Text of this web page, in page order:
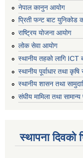
नेपाल कानुन आयोग
प्रिती फन्ट बाट युनिकोड
राष्ट्रिय योजना आयोग
लोक सेवा आयोग
स्थानीय तहको लागि ICT
स्थानीय पूर्वाधार तथा
स्थानीय शासन तथा
संघीय मामिला तथा
स्थापना दिवको